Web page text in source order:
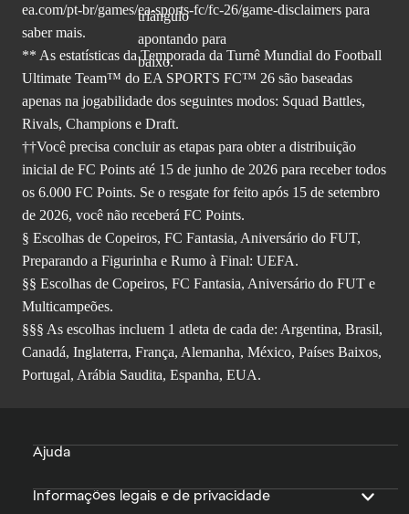
ea.com/pt-br/games/ea-sports-fc/fc-26/game-disclaimers para
saber mais.
** As estatísticas da Temporada da Turnê Mundial do Football
Ultimate Team™ do EA SPORTS FC™ 26 são baseadas
apenas na jogabilidade dos seguintes modos: Squad Battles,
Rivals, Champions e Draft.
††Você precisa concluir as etapas para obter a distribuição
inicial de FC Points até 15 de junho de 2026 para receber todos
os 6.000 FC Points. Se o resgate for feito após 15 de setembro
de 2026, você não receberá FC Points.
§ Escolhas de Copeiros, FC Fantasia, Aniversário do FUT,
Preparando a Figurinha e Rumo à Final: UEFA.
§§ Escolhas de Copeiros, FC Fantasia, Aniversário do FUT e
Multicampeões.
§§§ As escolhas incluem 1 atleta de cada de: Argentina, Brasil,
Canadá, Inglaterra, França, Alemanha, México, Países Baixos,
Portugal, Arábia Saudita, Espanha, EUA.
Ajuda
Informações legais e de privacidade